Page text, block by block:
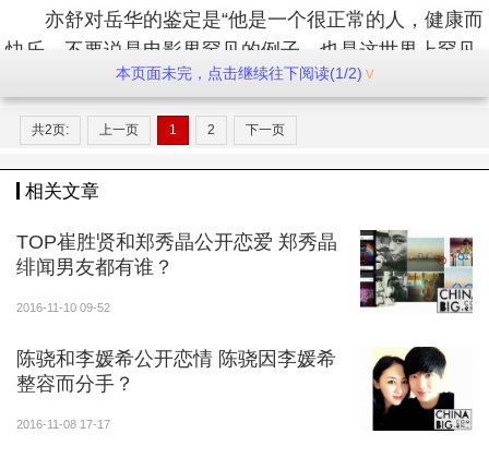
亦舒对岳华的鉴定是“他是一个很正常的人，健康而
快乐。不要说是电影界罕见的例子，也是这世界上罕见
可是前几年，老好人岳华上《志云饭局》时提到往
事，说：“她是否爱我，我不太清楚。”
本页面未完，点击继续往下阅读(1/2)
共2页: 上一页 1 2 下一页
相关文章
TOP崔胜贤和郑秀晶公开恋爱 郑秀晶
绯闻男友都有谁？
2016-11-10 09-52
陈骁和李媛希公开恋情 陈骁因李媛希
整容而分手？
2016-11-08 17-17